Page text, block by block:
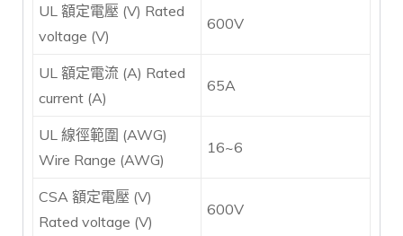
UL 額定電壓 (V) Rated
voltage (V)
600V
UL 額定電流 (A) Rated
current (A)
65A
UL 線徑範圍 (AWG)
Wire Range (AWG)
16~6
CSA 額定電壓 (V)
Rated voltage (V)
600V